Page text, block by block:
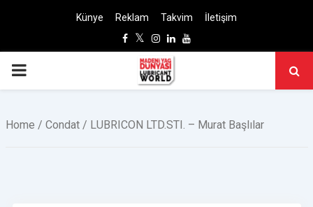
Künye Reklam Takvim
İletişim
Facebook
Twitter
Instagram
LinkedinYoutube
PRIMARY
Home / Condat/ LUBRICON LTD.STI. – Murat Başlılar